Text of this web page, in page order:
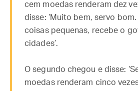
cem moedas renderam dez
disse: ‘Muito bem, servo
coisas pequenas, recebe o
cidades’.
O segundo chegou e disse:
moedas renderam cinco